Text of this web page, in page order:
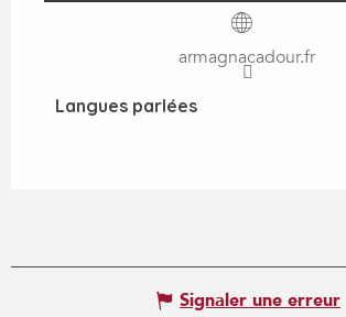
armagnacadour.fr
Langues parlées
Langues parlées
Signaler une erreur